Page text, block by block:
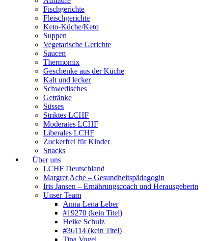
Fischgerichte
Fleischgerichte
Keto-Küche/Keto
Suppen
Vegetarische Gerichte
Saucen
Thermomix
Geschenke aus der Küche
Kalt und lecker
Schwedisches
Getränke
Süsses
Striktes LCHF
Moderates LCHF
Liberales LCHF
Zuckerfrei für Kinder
Snacks
Über uns
LCHF Deutschland
Margret Ache – Gesundheitspädagogin
Iris Jansen – Ernährungscoach und Herausgeberin
Unser Team
Anna-Lena Leber
#19270 (kein Titel)
Heike Schulz
#36114 (kein Titel)
Tina Vogel